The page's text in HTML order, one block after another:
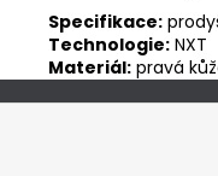
Specifikace:
Technologie: NXT
Materiál: pravá
Z